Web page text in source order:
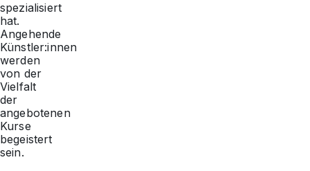
spezialisiert
hat.
Angehende
Künstler:innen
werden
von der
Vielfalt
der
angebotenen
Kurse
begeistert
sein.